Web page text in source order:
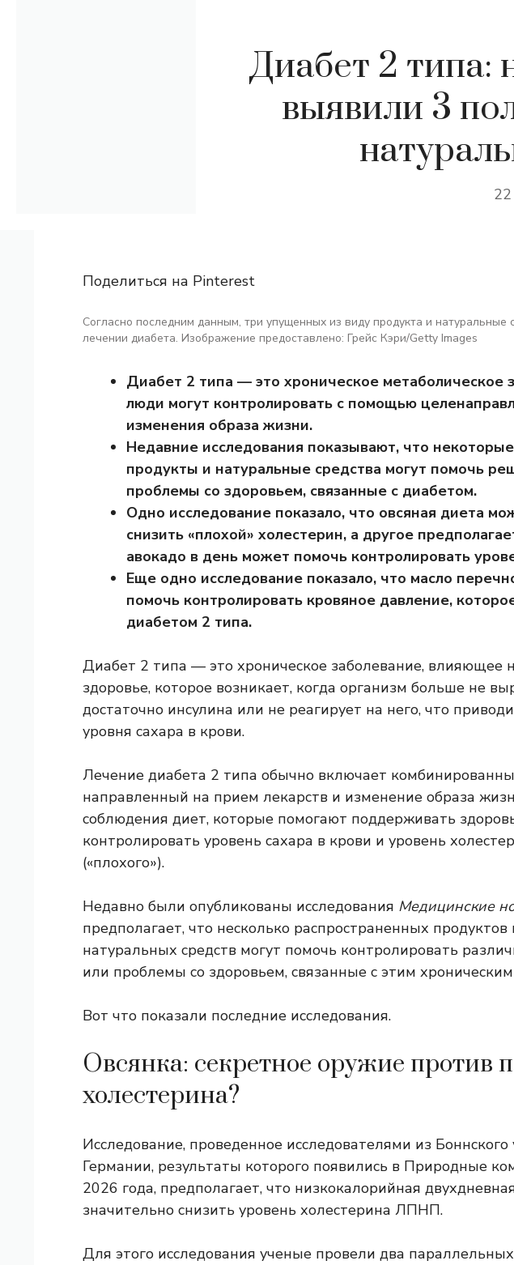
Диабет 2 типа:
выявили 3
Поделиться на Pinterest
Согласно последним данным, три упущенных из виду продукта и натуральные
лечении диабета. Изображение предоставлено: Грейс Кэри/Getty Images
Диабет 2 типа — это хроническое метаболическое
люди могут контролировать с помощью
изменения образа жизни.
Недавние исследования показывают, что
продукты и натуральные средства могут помочь
проблемы со здоровьем, связанные с диабетом.
Одно исследование показало, что овсяная диета
снизить «плохой» холестерин, а другое
авокадо в день может помочь контролировать
Еще одно исследование показало, что масло
помочь контролировать кровяное давление,
диабетом 2 типа.
Диабет 2 типа — это хроническое заболевание, влияющее
здоровье, которое возникает, когда организм больше не
достаточно инсулина или не реагирует на него, что
уровня сахара в крови.
Лечение диабета 2 типа обычно включает
направленный на прием лекарств и изменение образа
соблюдения диет, которые помогают поддерживать
контролировать уровень сахара в крови и уровень
(«плохого»).
Недавно были опубликованы исследования Медицинские
предполагает, что несколько распространенных
натуральных средств могут помочь контролировать
или проблемы со здоровьем, связанные с этим
Вот что показали последние исследования.
Овсянка: секретное оружие против
холестерина?
Исследование, проведенное исследователями из Боннского
Германии, результаты которого появились в Природные
2026 года, предполагает, что низкокалорийная
значительно снизить уровень холестерина ЛПНП.
Для этого исследования ученые провели два